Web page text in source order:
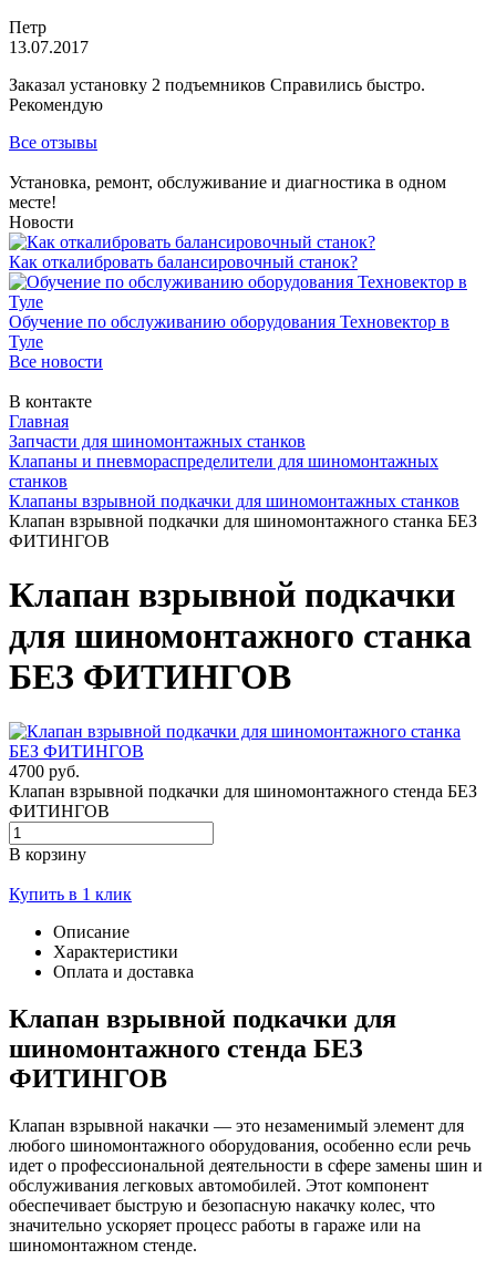
Петр
13.07.2017
Заказал установку 2 подъемников Справились быстро.
Рекомендую
Все отзывы
Установка, ремонт, обслуживание и диагностика в одном
месте!
Новости
Как откалибровать балансировочный станок?
Обучение по обслуживанию оборудования Техновектор в
Туле
Все новости
В контакте
Главная
Запчасти для шиномонтажных станков
Клапаны и пневмораспределители для шиномонтажных
станков
Клапаны взрывной подкачки для шиномонтажных станков
Клапан взрывной подкачки для шиномонтажного станка БЕЗ
ФИТИНГОВ
Клапан взрывной подкачки
для шиномонтажного станка
БЕЗ ФИТИНГОВ
4700 руб.
Клапан взрывной подкачки для шиномонтажного стенда БЕЗ
ФИТИНГОВ
В корзину
Купить в 1 клик
Описание
Характеристики
Оплата и доставка
Клапан взрывной подкачки для
шиномонтажного стенда БЕЗ
ФИТИНГОВ
Клапан взрывной накачки — это незаменимый элемент для
любого шиномонтажного оборудования, особенно если речь
идет о профессиональной деятельности в сфере замены шин и
обслуживания легковых автомобилей. Этот компонент
обеспечивает быструю и безопасную накачку колес, что
значительно ускоряет процесс работы в гараже или на
шиномонтажном стенде.